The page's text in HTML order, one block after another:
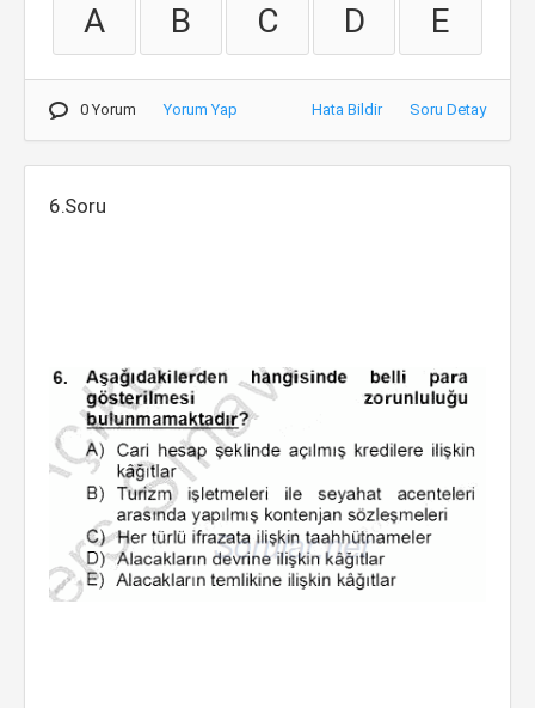
A B C D E
0 Yorum Yorum Yap Hata Bildir Soru Detay
6.Soru